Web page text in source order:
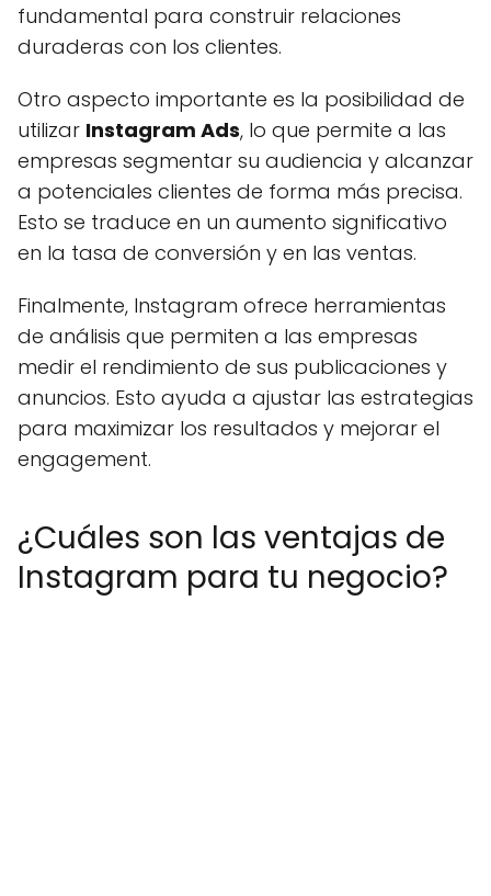
fundamental para construir relaciones
duraderas con los clientes.
Otro aspecto importante es la posibilidad de
utilizar Instagram Ads, lo que permite a las
empresas segmentar su audiencia y alcanzar
a potenciales clientes de forma más precisa.
Esto se traduce en un aumento significativo
en la tasa de conversión y en las ventas.
Finalmente, Instagram ofrece herramientas
de análisis que permiten a las empresas
medir el rendimiento de sus publicaciones y
anuncios. Esto ayuda a ajustar las estrategias
para maximizar los resultados y mejorar el
engagement.
¿Cuáles son las ventajas de
Instagram para tu negocio?